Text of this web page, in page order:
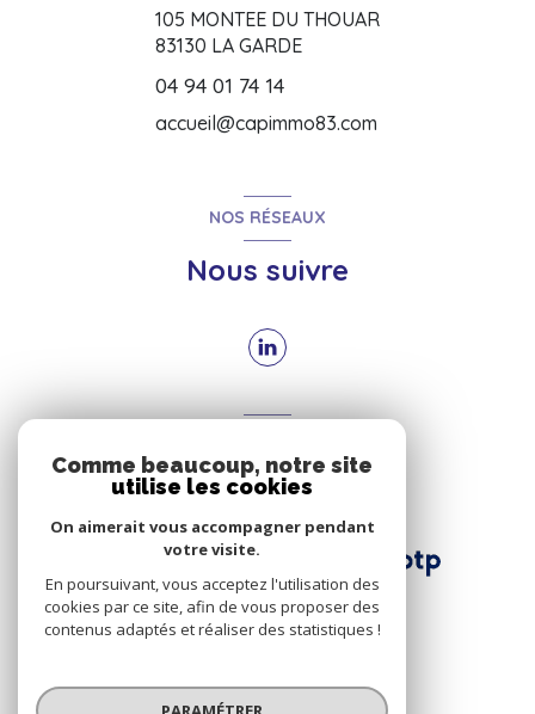
105 MONTEE DU THOUAR
83130 LA GARDE
04 94 01 74 14
accueil@capimmo83.com
NOS RÉSEAUX
Nous suivre
Nous adhérons
© 2026 | Tous droits réservés
Comme beaucoup, notre site
utilise les cookies
On aimerait vous accompagner pendant
votre visite.
En poursuivant, vous acceptez l'utilisation des
cookies par ce site, afin de vous proposer des
contenus adaptés et réaliser des statistiques !